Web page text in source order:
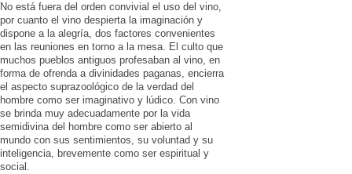
No está fuera del orden convivial el uso del vino,
por cuanto el vino despierta la imaginación y
dispone a la alegría, dos factores convenientes
en las reuniones en torno a la mesa. El culto que
muchos pueblos antiguos profesaban al vino, en
forma de ofrenda a divinidades paganas, encierra
el aspecto suprazoológico de la verdad del
hombre como ser imaginativo y lúdico. Con vino
se brinda muy ade­cuadamente por la vida
semidivina del hombre como ser abierto al
mundo con sus sentimientos, su voluntad y su
inteli­gencia, brevemente como ser espiritual y
social.